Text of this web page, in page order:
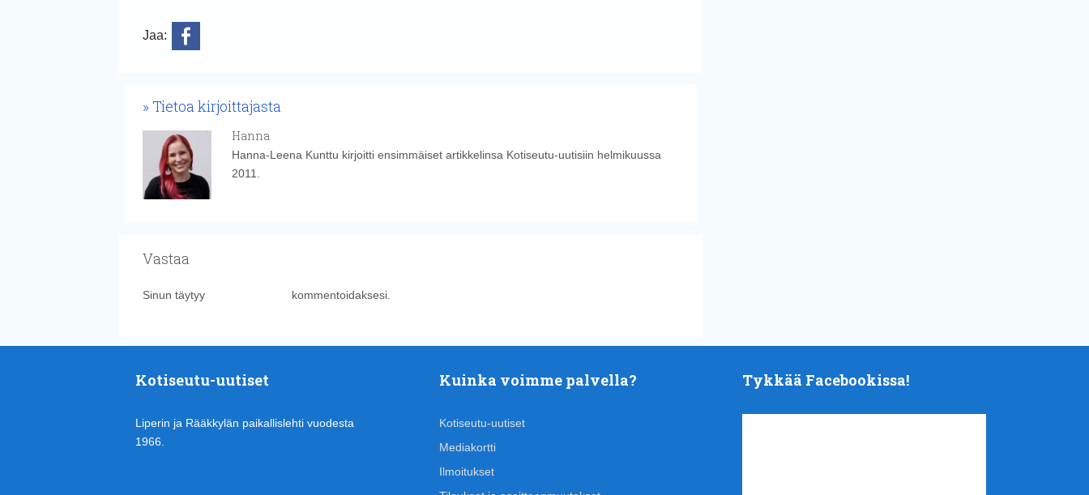
Jaa:
Tietoa kirjoittajasta
Hanna
Hanna-Leena Kunttu kirjoitti ensimmäiset artikkelinsa Kotiseutu-uutisiin helmikuussa
2011.
Vastaa
Sinun täytyy kommentoidaksesi.
Kotiseutu-uutiset
Liperin ja Rääkkylän paikallislehti vuodesta
1966.
Kuinka voimme palvella?
Kotiseutu-uutiset
Mediakortti
Ilmoitukset
Tykkää Facebookissa!